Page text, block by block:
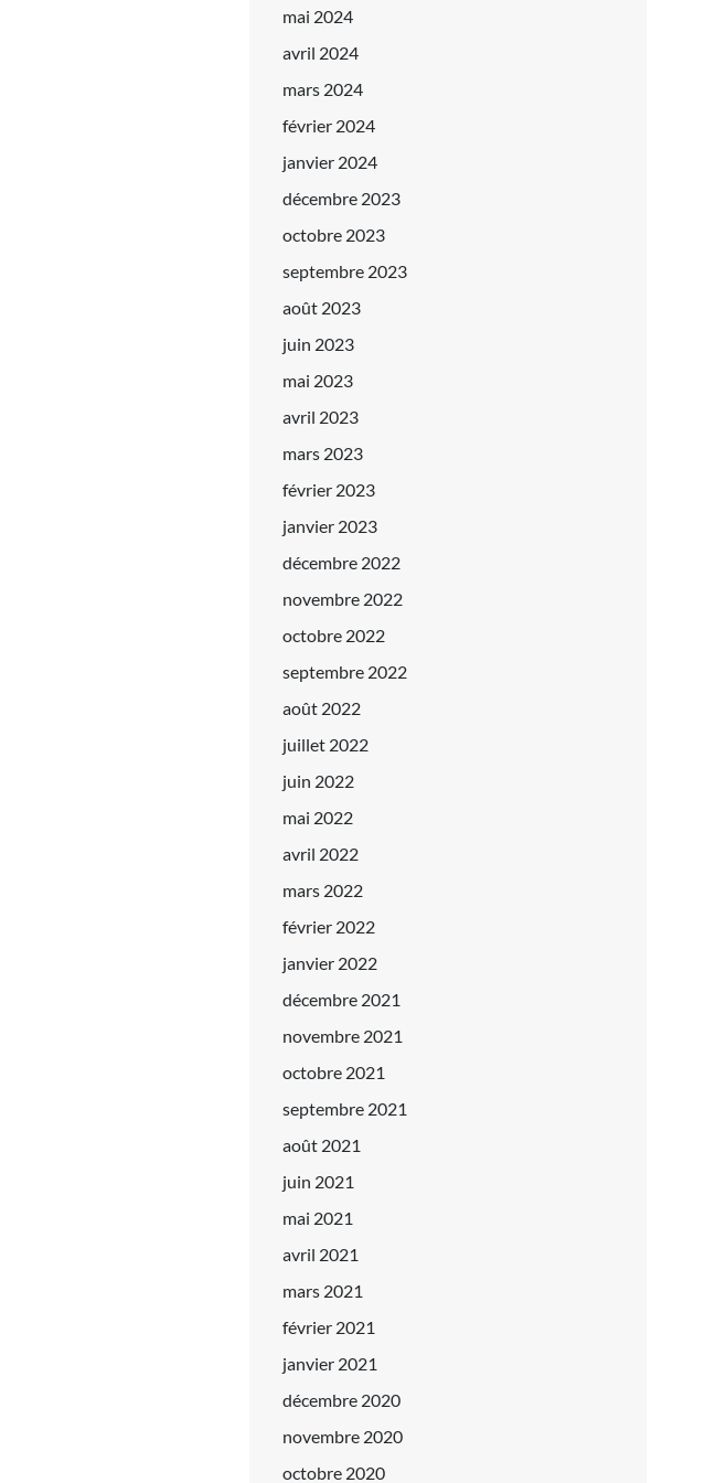
mai 2024
avril 2024
mars 2024
février 2024
janvier 2024
décembre 2023
octobre 2023
septembre 2023
août 2023
juin 2023
mai 2023
avril 2023
mars 2023
février 2023
janvier 2023
décembre 2022
novembre 2022
octobre 2022
septembre 2022
août 2022
juillet 2022
juin 2022
mai 2022
avril 2022
mars 2022
février 2022
janvier 2022
décembre 2021
novembre 2021
octobre 2021
septembre 2021
août 2021
juin 2021
mai 2021
avril 2021
mars 2021
février 2021
janvier 2021
décembre 2020
novembre 2020
octobre 2020